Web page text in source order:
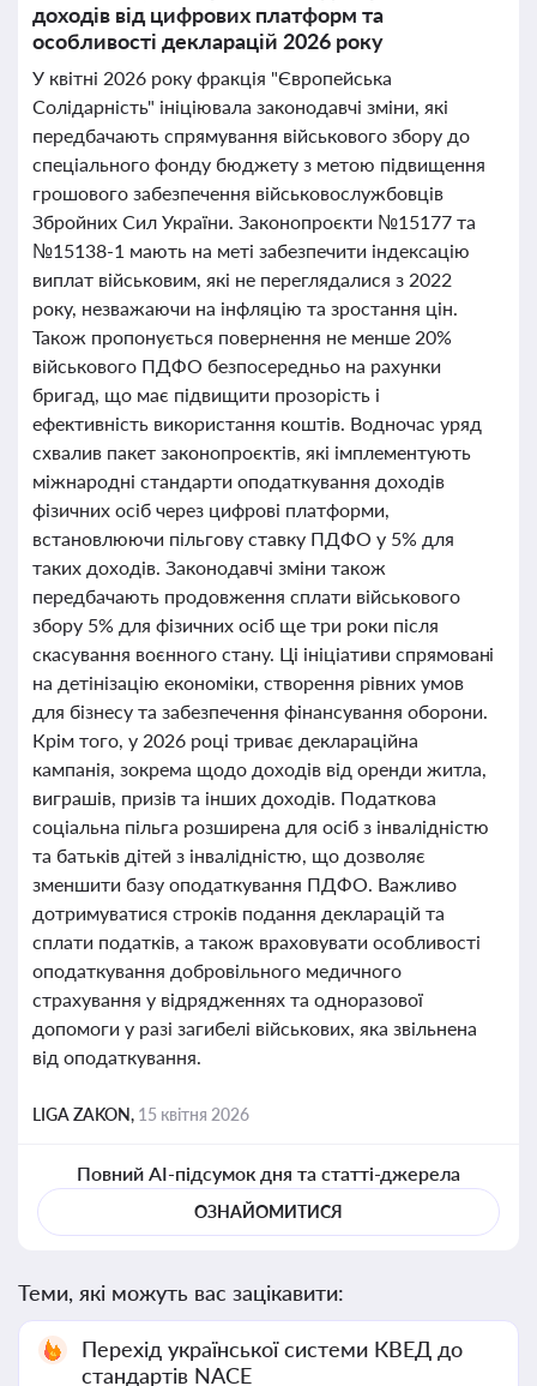
доходів від цифрових платформ та
особливості декларацій 2026 року
У квітні 2026 року фракція "Європейська
Солідарність" ініціювала законодавчі зміни, які
передбачають спрямування військового збору до
спеціального фонду бюджету з метою підвищення
грошового забезпечення військовослужбовців
Збройних Сил України. Законопроєкти №15177 та
№15138-1 мають на меті забезпечити індексацію
виплат військовим, які не переглядалися з 2022
року, незважаючи на інфляцію та зростання цін.
Також пропонується повернення не менше 20%
військового ПДФО безпосередньо на рахунки
бригад, що має підвищити прозорість і
ефективність використання коштів. Водночас уряд
схвалив пакет законопроєктів, які імплементують
міжнародні стандарти оподаткування доходів
фізичних осіб через цифрові платформи,
встановлюючи пільгову ставку ПДФО у 5% для
таких доходів. Законодавчі зміни також
передбачають продовження сплати військового
збору 5% для фізичних осіб ще три роки після
скасування воєнного стану. Ці ініціативи спрямовані
на детінізацію економіки, створення рівних умов
для бізнесу та забезпечення фінансування оборони.
Крім того, у 2026 році триває деклараційна
кампанія, зокрема щодо доходів від оренди житла,
виграшів, призів та інших доходів. Податкова
соціальна пільга розширена для осіб з інвалідністю
та батьків дітей з інвалідністю, що дозволяє
зменшити базу оподаткування ПДФО. Важливо
дотримуватися строків подання декларацій та
сплати податків, а також враховувати особливості
оподаткування добровільного медичного
страхування у відрядженнях та одноразової
допомоги у разі загибелі військових, яка звільнена
від оподаткування.
LIGA ZAKON, 15 квітня 2026
Повний AI-підсумок дня та статті-джерела
ОЗНАЙОМИТИСЯ
Теми, які можуть вас зацікавити:
Перехід української системи КВЕД до
стандартів NACE